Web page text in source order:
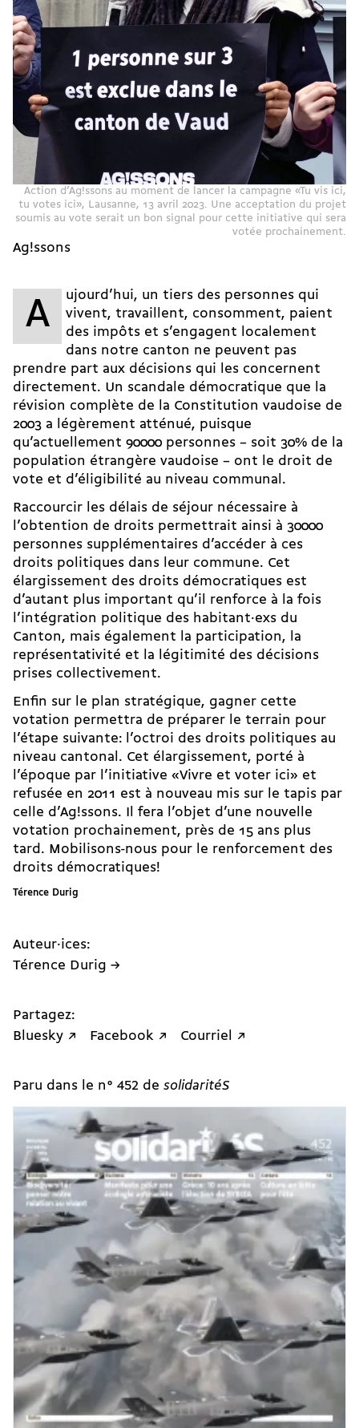
Action d’Ag!ssons au moment de lancer la campagne «Tu vis ici,
tu votes ici», Lausanne, 13 avril 2023. Une acceptation du projet
soumis au vote serait un bon signal pour cette initiative qui sera
votée prochainement.
Ag!ssons
A
ujourd’hui, un tiers des personnes qui
vivent, travaillent, consomment, paient
des impôts et s’engagent localement
dans notre canton ne peuvent pas
prendre part aux décisions qui les concernent
directement. Un scandale démocratique que la
révision complète de la Constitution vaudoise de
2003 a légèrement atténué, puisque
qu’actuellement 90000 personnes – soit 30% de la
population étrangère vaudoise – ont le droit de
vote et d’éligibilité au niveau communal.
Raccourcir les délais de séjour nécessaire à
l’obtention de droits permettrait ainsi à 30000
personnes supplémentaires d’accéder à ces
droits politiques dans leur commune. Cet
élargissement des droits démocratiques est
d’autant plus important qu’il renforce à la fois
l’intégration politique des habitant·exs du
Canton, mais également la participation, la
représentativité et la légitimité des décisions
prises collectivement.
Enfin sur le plan stratégique, gagner cette
votation permettra de préparer le terrain pour
l’étape suivante: l’octroi des droits politiques au
niveau cantonal. Cet élargissement, porté à
l’époque par
l’initiative «Vivre et voter ici» et
refusée en 2011 est à nouveau mis sur le tapis par
celle d’Ag!ssons. Il fera l’objet d’une nouvelle
votation prochainement, près de 15 ans plus
tard. Mobilisons-nous pour le renforcement des
droits démocratiques!
Térence Durig
Auteur·ices:
Térence Durig →
Partagez:
Bluesky ↗
Facebook ↗ Courriel ↗
Paru dans le n° 452 de solidaritéS